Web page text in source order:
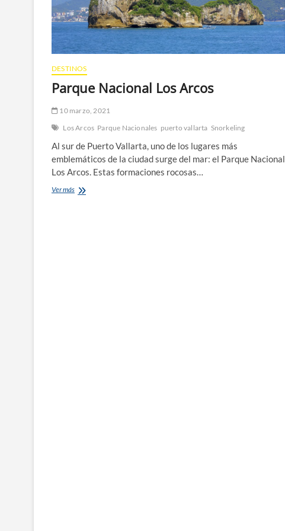
DESTINOS
Parque Nacional Los Arcos
10 marzo, 2021
Los Arcos Parque Nacionales puerto vallarta Snorkeling
Al sur de Puerto Vallarta, uno de los lugares más
emblemáticos de la ciudad surge del mar: el Parque Nacional
Los Arcos. Estas formaciones rocosas…
Ver másParque